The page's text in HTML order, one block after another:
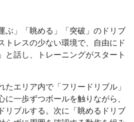
ぶ」「眺める」「突破」のドリブ
トレスの少ない環境で、自由にド
と話し、トレーニングがスタート
たエリア内で「フリードリブル」
に一歩ずつボールを触りながら、
リブルする。次に「眺めるドリブ